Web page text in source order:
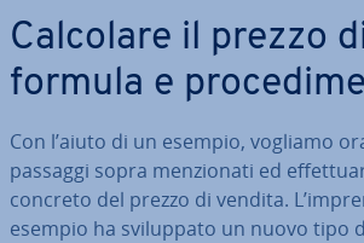
Calcolare il prezzo
formula e
Con l’aiuto di un esempio, vogliamo
passaggi sopra men­zio­na­ti ed
concreto del prezzo di vendita.
esempio ha svi­lup­pa­to un nuovo tipo